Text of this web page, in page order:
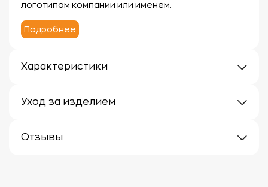
логотипом компании или именем.
Подробнее
Характеристики
Материал: 100% хлопок
Уход за изделием
чтобы сохранить их мягкость, впитывающие
Отзывы